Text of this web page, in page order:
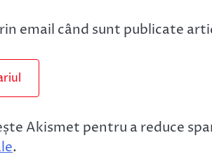
email când sunt publicate
Akismet pentru a reduce
.